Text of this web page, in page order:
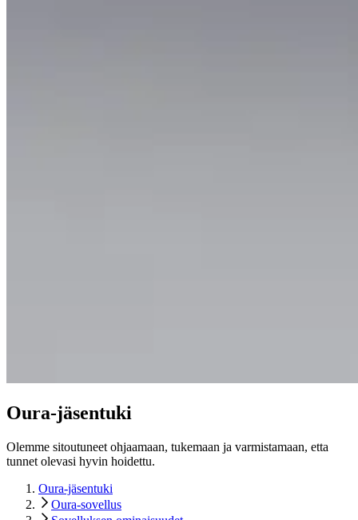
Oura-jäsentuki
Olemme sitoutuneet ohjaamaan, tukemaan ja varmistamaan, etta
tunnet olevasi hyvin hoidettu.
Oura-jäsentuki
Oura-sovellus